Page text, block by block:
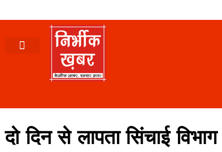
दो दिन से लापता सिंचाई विभाग